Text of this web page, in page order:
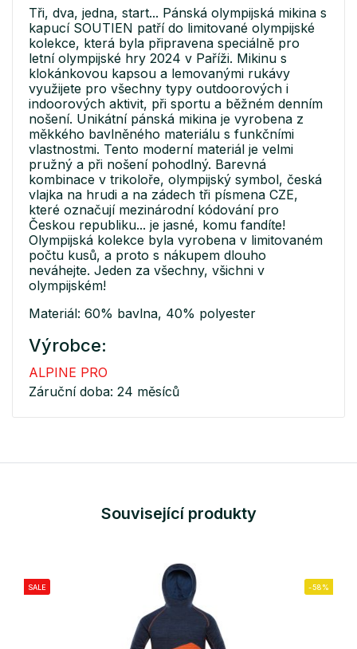
Tři, dva, jedna, start... Pánská olympijská mikina s
kapucí SOUTIEN patří do limitované olympijské
kolekce, která byla připravena speciálně pro
letní olympijské hry 2024 v Paříži. Mikinu s
klokánkovou kapsou a lemovanými rukávy
využijete pro všechny typy outdoorových i
indoorových aktivit, při sportu a běžném denním
nošení. Unikátní pánská mikina je vyrobena z
měkkého bavlněného materiálu s funkčními
vlastnostmi. Tento moderní materiál je velmi
pružný a při nošení pohodlný. Barevná
kombinace v trikoloře, olympijský symbol, česká
vlajka na hrudi a na zádech tři písmena CZE,
které označují mezinárodní kódování pro
Českou republiku... je jasné, komu fandíte!
Olympijská kolekce byla vyrobena v limitovaném
počtu kusů, a proto s nákupem dlouho
neváhejte. Jeden za všechny, všichni v
olympijském!
Materiál: 60% bavlna, 40% polyester
Výrobce:
ALPINE PRO
Záruční doba: 24 měsíců
Související produkty
SALE -58%